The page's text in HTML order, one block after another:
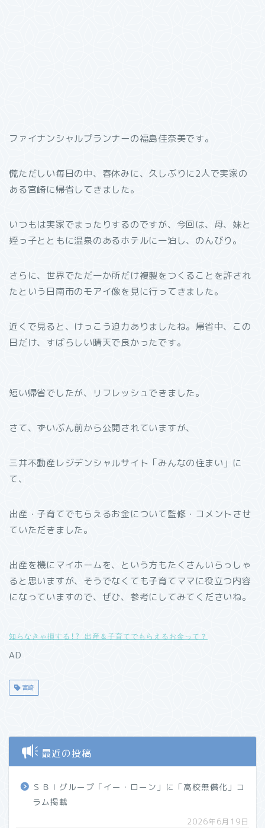
ファイナンシャルプランナーの福島佳奈美です。
慌ただしい毎日の中、春休みに、久しぶりに2人で実家の
ある宮崎に帰省してきました。
いつもは実家でまったりするのですが、今回は、母、妹と
姪っ子とともに温泉のあるホテルに一泊し、のんびり。
さらに、世界でただ一か所だけ複製をつくることを許され
たという日南市のモアイ像を見に行ってきました。
近くで見ると、けっこう迫力ありましたね。帰省中、この
日だけ、すばらしい晴天で良かったです。
短い帰省でしたが、リフレッシュできました。
さて、ずいぶん前から公開されていますが、
三井不動産レジデンシャルサイト「みんなの住まい」に
て、
出産・子育てでもらえるお金について監修・コメントさせ
ていただきました。
出産を機にマイホームを、という方もたくさんいらっしゃ
ると思いますが、そうでなくても子育てママに役立つ内容
になっていますので、ぜひ、参考にしてみてくださいね。
知らなきゃ損する!? 出産＆子育てでもらえるお金って？
AD
宮崎
最近の投稿
ＳＢＩグループ「イー・ローン」に「高校無償化」コ
ラム掲載
2026年6月19日